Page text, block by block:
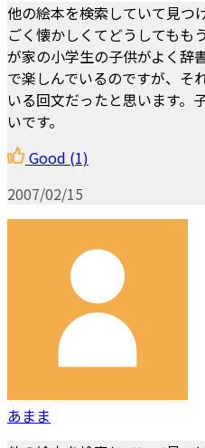
他の絵本を検索していて見つ
ごく懐かしくてどうしてもも
が家の小学生の子供がよく辞
で楽しんでいるのですが、そ
いる回文だったと思います。
いです。
Good (1)
2007/02/15
あまま